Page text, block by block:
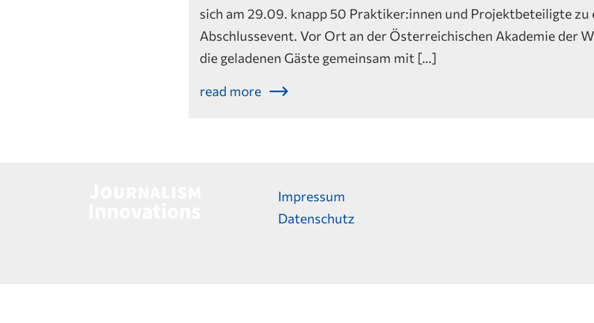
sich am 29.09. knapp 50 Praktiker:innen und Projektbeteiligte zu
Abschlussevent. Vor Ort an der Österreichischen Akademie der
die geladenen Gäste gemeinsam mit […]
read more
Impressum
Datenschutz